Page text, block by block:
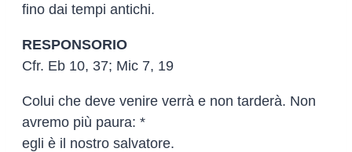
fino dai tempi antichi.
RESPONSORIO
Cfr. Eb 10, 37; Mic 7, 19
Colui che deve venire verrà e non tarderà. Non
avremo più paura: *
egli è il nostro salvatore.